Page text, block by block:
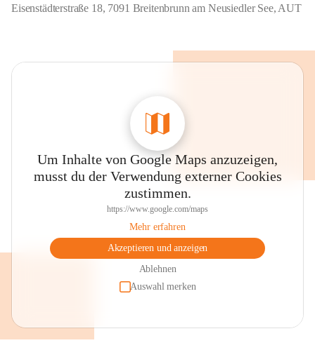
Eisenstädterstraße 18, 7091 Breitenbrunn am Neusiedler See, AUT
Um Inhalte von Google Maps anzuzeigen,
musst du der Verwendung externer Cookies
zustimmen.
https://www.google.com/maps
Mehr erfahren
Akzeptieren und anzeigen
Ablehnen
Auswahl merken